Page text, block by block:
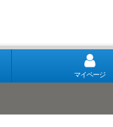
マイページ